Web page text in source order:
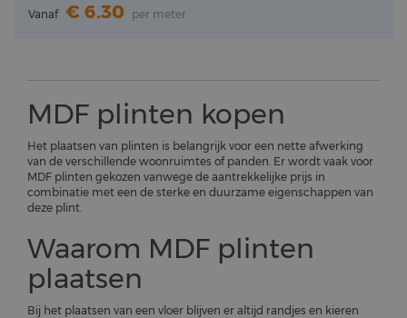
Vanaf 6.30 per meter
MDF plinten kopen
Het plaatsen van plinten is belangrijk voor een nette afwerking
van de verschillende woonruimtes of panden. Er wordt vaak voor
MDF plinten gekozen vanwege de aantrekkelijke prijs in
combinatie met een de sterke en duurzame eigenschappen van
deze plint.
Waarom MDF plinten
plaatsen
Bij het plaatsen van een vloer blijven er altijd randjes en kieren